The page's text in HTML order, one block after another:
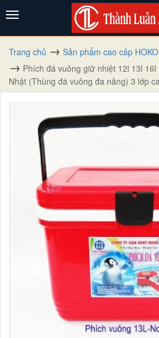
Trang chủ
Sản phẩm cao cấp
Phích đá vuông giữ nhiệt 12l 13l
Nhật (Thùng đá vuông đa năng) 3 lớp